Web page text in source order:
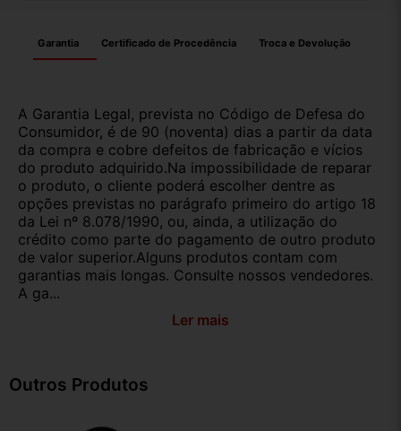
Garantia Certificado de Procedência Troca e Devolução
A Garantia Legal, prevista no Código de Defesa do
Consumidor, é de 90 (noventa) dias a partir da data
da compra e cobre defeitos de fabricação e vícios
do produto adquirido.Na impossibilidade de reparar
o produto, o cliente poderá escolher dentre as
opções previstas no parágrafo primeiro do artigo 18
da Lei nº 8.078/1990, ou, ainda, a utilização do
crédito como parte do pagamento de outro produto
de valor superior.Alguns produtos contam com
garantias mais longas. Consulte nossos vendedores.
A ga...
Ler mais
Outros Produtos